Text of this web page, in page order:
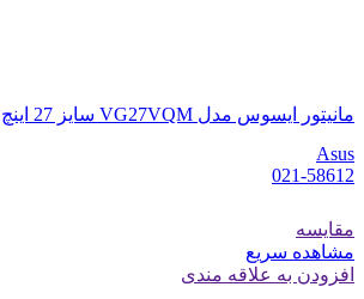
مانیتور ایسوس مدل VG27VQM سایز 27 اینچ
Asus
021-58612
مقایسه
مشاهده سریع
افزودن به علاقه مندی